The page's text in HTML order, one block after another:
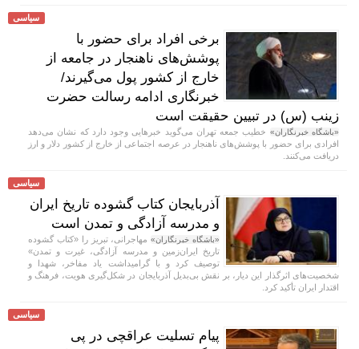
سیاسی
برخی افراد برای حضور با
پوشش‌های ناهنجار در جامعه از
خارج از کشور پول می‌گیرند/
خبرنگاری ادامه رسالت حضرت
زینب (س) در تبیین حقیقت است
«باشگاه خبرنگاران» خطیب جمعه تهران می‌گوید خبر‌هایی وجود دارد که نشان می‌دهد
افرادی برای حضور با پوشش‌های ناهنجار در عرصه اجتماعی از خارج از کشور دلار و ارز
دریافت می‌کنند.
سیاسی
آذربایجان کتاب گشوده تاریخ ایران
و مدرسه آزادگی و تمدن است
«باشگاه خبرنگاران»مهاجرانی، تبریز را «کتاب گشوده
تاریخ ایران‌زمین و مدرسه آزادگی، غیرت و تمدن»
توصیف کرد و با گرامیداشت یاد مفاخر، شهدا و
شخصیت‌های اثرگذار این دیار، بر نقش بی‌بدیل آذربایجان در شکل‌گیری هویت، فرهنگ و
اقتدار ایران تأکید کرد.
سیاسی
پیام تسلیت عراقچی در پی